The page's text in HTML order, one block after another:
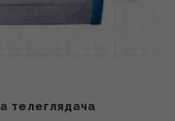
телеглядача